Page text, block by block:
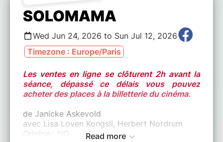
SOLOMAMA
Wed Jun 24, 2026 to Sun Jul 12, 2026
Timezone : Europe/Paris
Les ventes en ligne se clôturent 2h avant la
séance, dépassé ce délais vous pouvez
acheter des places à la billetterie du cinéma.
de Janicke Askevold
avec Lisa Loven Kongsli, Herbert Nordrum
Origine :
NO
Read more